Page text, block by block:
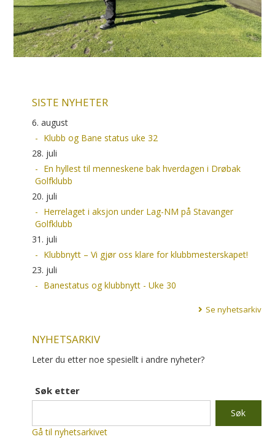
SISTE NYHETER
6. august
Klubb og Bane status uke 32
28. juli
En hyllest til menneskene bak hverdagen i Drøbak
Golfklubb
20. juli
Herrelaget i aksjon under Lag-NM på Stavanger
Golfklubb
31. juli
Klubbnytt – Vi gjør oss klare for klubbmesterskapet!
23. juli
Banestatus og klubbnytt - Uke 30
Se nyhetsarkiv
NYHETSARKIV
Leter du etter noe spesiellt i andre nyheter?
Søk etter
Gå til nyhetsarkivet